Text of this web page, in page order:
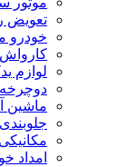
تعویض
خودرو
کارواش
لوازم
دوچرخه
ماشین
مکانیکی
امداد